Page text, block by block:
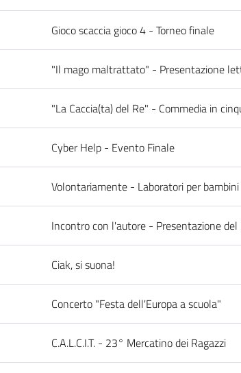
Gioco scaccia gioco 4 - Torneo finale
"Il mago maltrattato" - Presentazione
"La Caccia(ta) del Re" - Commedia in
Cyber Help - Evento Finale
Volontariamente - Laboratori per bambini
Incontro con l'autore - Presentazione
Ciak, si suona!
Concerto "Festa dell'Europa a scuola"
C.A.L.C.I.T. - 23° Mercatino dei Ragazzi